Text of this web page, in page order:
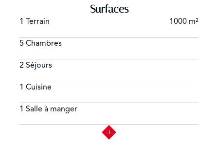
Portails électriques automatiques
WIFI
Système d’alarme avec jardin
Surfaces
1 Terrain 1000 m²
5 Chambres
2 Séjours
1 Cuisine
1 Salle à manger